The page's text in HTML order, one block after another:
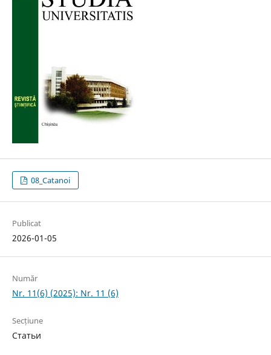
08_Catanoi
Publicat
2026-01-05
Număr
Nr. 11(6) (2025): Nr. 11 (6)
Secțiune
Статьи